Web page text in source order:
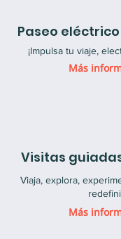
Paseo
¡Impulsa tu viaje,
Más
Visitas
Viaja, explora,
Más